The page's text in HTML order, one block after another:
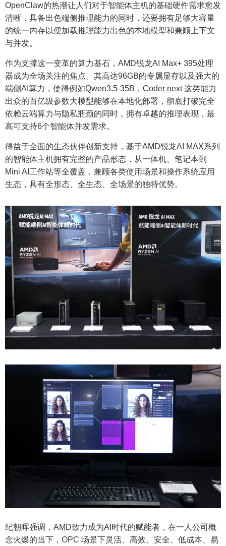
OpenClaw的热潮让人们对于智能体主机的基础硬件需求愈发
清晰，具备出色端侧推理能力的同时，还要拥有足够大容量
的统一内存以便加载推理能力出色的本地模型和兼顾上下文
与并发。
作为支撑这一变革的算力基石，AMD锐龙AI Max+ 395处理
器成为全场关注的焦点。其高达96GB的专属显存以及强大的
端侧AI算力，使得例如Qwen3.5-35B，Coder next 这类能力
出众的百亿级参数大模型能够在本地化部署，彻底打破完全
依赖云端算力与隐私瓶颈的同时，拥有卓越的推理表现，最
高可支持6个智能体并发需求。
得益于全面的生态伙伴创新支持，基于AMD锐龙AI MAX系列
的智能体主机拥有完整的产品形态，从一体机、笔记本到
Mini AI工作站等全覆盖，兼顾各类使用场景和操作系统应用
生态，具有全形态、全生态、全场景的独特优势。
纪朝晖强调，AMD致力成为AI时代的赋能者，在一人公司概
念火爆的当下，OPC 场景下灵活、高效、安全、低成本、易